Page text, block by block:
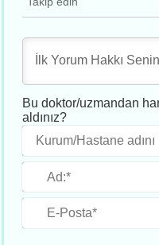
Bu doktor/uzmandan
aldınız?